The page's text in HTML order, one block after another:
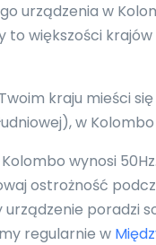
urządzenia w
to większości
kraju mieści
w
wynosi
ostrożność
poradzi
regularnie w